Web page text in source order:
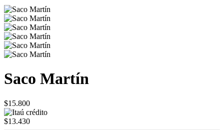
Saco Martín
$15.800
$13.430